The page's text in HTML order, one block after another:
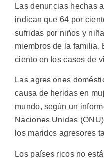
Las denuncias hechas
indican que 64 por
sufridas por niños y
miembros de la familia.
ciento en los casos de
Las agresiones
causa de heridas en
mundo, según un
Naciones Unidas
los maridos agresores
Los países ricos no